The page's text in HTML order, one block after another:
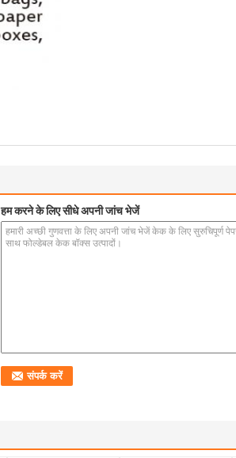
हम करने के लिए सीधे अपनी जांच भेजें